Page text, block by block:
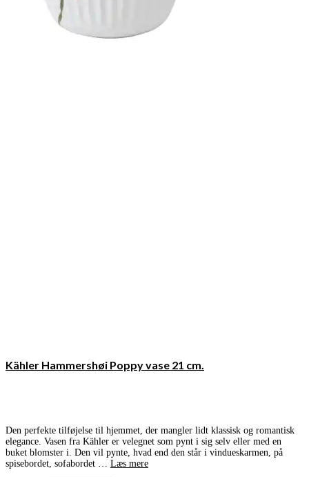
Kähler Hammershøi Poppy vase 21 cm.
Den perfekte tilføjelse til hjemmet, der mangler lidt klassisk og romantisk
elegance. Vasen fra Kähler er velegnet som pynt i sig selv eller med en
buket blomster i. Den vil pynte, hvad end den står i vindueskarmen, på
spisebordet, sofabordet … Læs mere